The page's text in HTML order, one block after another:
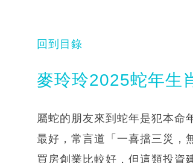
回到目錄
麥玲玲2025蛇年生
屬蛇的朋友來到蛇年是犯本命
最好，常言道「一喜擋三災，
買房創業比較好，但這類投資